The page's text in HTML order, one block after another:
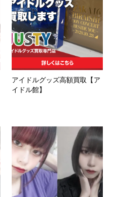
アイドルグッズ高額買取【ア
イドル館】